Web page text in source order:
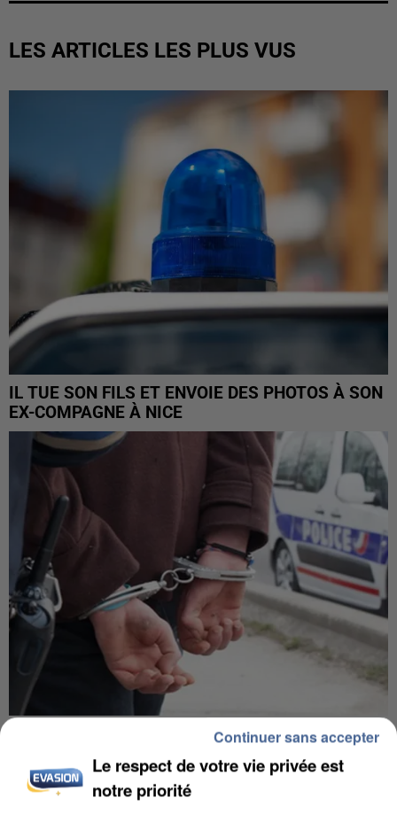
LES ARTICLES LES PLUS VUS
IL TUE SON FILS ET ENVOIE DES PHOTOS À SON
EX-COMPAGNE À NICE
L’UN DES FONDATEURS SUPPOSÉS DE LA DZ
Le respect de votre vie privée est
notre priorité
Continuer sans accepter